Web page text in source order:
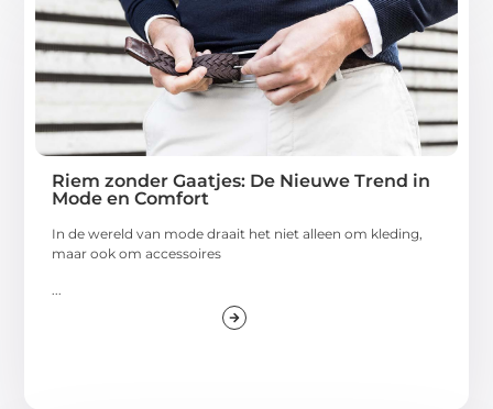
Riem zonder Gaatjes: De Nieuwe Trend in
Mode en Comfort
In de wereld van mode draait het niet alleen om kleding,
maar ook om accessoires